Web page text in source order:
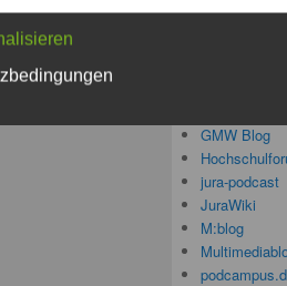
E-Learning
e-Learning
eLearning-
GMW Blog
jura-podcast
JuraWiki
M:blog